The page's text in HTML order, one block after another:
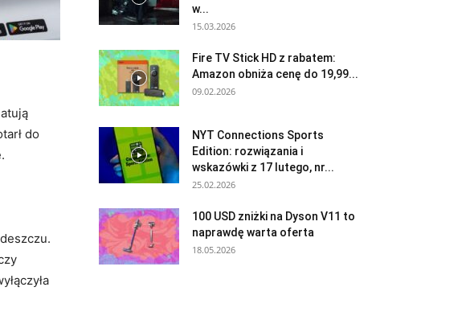
do
w...
15.03.2026
Fire TV Stick HD z rabatem:
Amazon obniża cenę do 19,99...
09.02.2026
NYT Connections Sports
Edition: rozwiązania i
wskazówki z 17 lutego, nr...
25.02.2026
100 USD zniżki na Dyson V11 to
naprawdę warta oferta
18.05.2026